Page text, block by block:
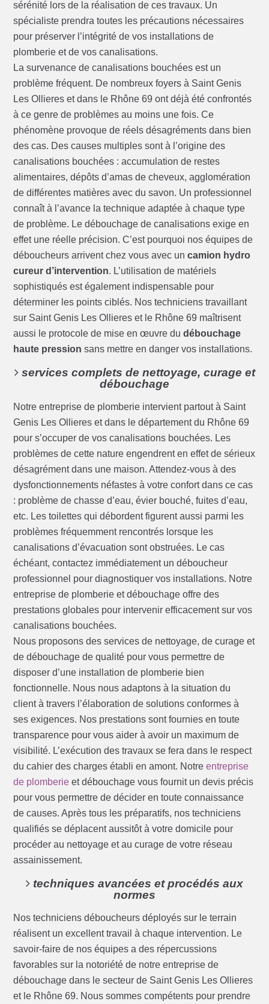
sérénité lors de la réalisation de ces travaux. Un
spécialiste prendra toutes les précautions nécessaires
pour préserver l’intégrité de vos installations de
plomberie et de vos canalisations.
La survenance de canalisations bouchées est un
problème fréquent. De nombreux foyers à Saint Genis
Les Ollieres et dans le Rhône 69 ont déjà été confrontés
à ce genre de problèmes au moins une fois. Ce
phénomène provoque de réels désagréments dans bien
des cas. Des causes multiples sont à l’origine des
canalisations bouchées : accumulation de restes
alimentaires, dépôts d’amas de cheveux, agglomération
de différentes matières avec du savon. Un professionnel
connaît à l’avance la technique adaptée à chaque type
de problème. Le débouchage de canalisations exige en
effet une réelle précision. C’est pourquoi nos équipes de
déboucheurs arrivent chez vous avec uncamion hydro
cureur d’intervention. L’utilisation de matériels
sophistiqués est également indispensable pour
déterminer les points ciblés. Nos techniciens travaillant
sur Saint Genis Les Ollieres et le Rhône 69 maîtrisent
aussi le protocole de mise en œuvre dudébouchage
haute pression sans mettre en danger vos installations.
services complets de nettoyage, curage et
débouchage
Notre entreprise de plomberie intervient partout à Saint
Genis Les Ollieres et dans le département du Rhône 69
pour s’occuper de vos canalisations bouchées. Les
problèmes de cette nature engendrent en effet de sérieux
désagrément dans une maison. Attendez-vous à des
dysfonctionnements néfastes à votre confort dans ce cas
: problème de chasse d’eau, évier bouché, fuites d’eau,
etc. Les toilettes qui débordent figurent aussi parmi les
problèmes fréquemment rencontrés lorsque les
canalisations d’évacuation sont obstruées. Le cas
échéant, contactez immédiatement un déboucheur
professionnel pour diagnostiquer vos installations. Notre
entreprise de plomberie et débouchage offre des
prestations globales pour intervenir efficacement sur vos
canalisations bouchées.
Nous proposons des services de nettoyage, de curage et
de débouchage de qualité pour vous permettre de
disposer d’une installation de plomberie bien
fonctionnelle. Nous nous adaptons à la situation du
client à travers l’élaboration de solutions conformes à
ses exigences. Nos prestations sont fournies en toute
transparence pour vous aider à avoir un maximum de
visibilité. L’exécution des travaux se fera dans le respect
du cahier des charges établi en amont. Notreentreprise
de plomberie et débouchage vous fournit un devis précis
pour vous permettre de décider en toute connaissance
de causes. Après tous les préparatifs, nos techniciens
qualifiés se déplacent aussitôt à votre domicile pour
procéder au nettoyage et au curage de votre réseau
assainissement.
techniques avancées et procédés aux
normes
Nos techniciens déboucheurs déployés sur le terrain
réalisent un excellent travail à chaque intervention. Le
savoir-faire de nos équipes a des répercussions
favorables sur la notoriété de notre entreprise de
débouchage dans le secteur de Saint Genis Les Ollieres
et le Rhône 69. Nous sommes compétents pour prendre